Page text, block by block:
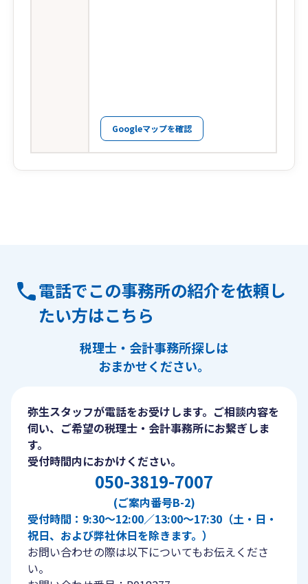
Googleマップを確認
電話でこの事務所の紹介を依頼し
たい方はこちら
税理士・会計事務所探しは
おまかせください。
弥生スタッフが電話をお受けします。ご相談内容を
伺い、ご希望の税理士・会計事務所にお繋ぎしま
す。
受付時間内におかけください。
050-3819-7007
(ご案内番号B-2)
受付時間：9:30〜12:00／13:00〜17:30（土・日・
祝日、および弊社休日を除きます。）
お問い合わせの際は以下についてもお伝えくださ
い。